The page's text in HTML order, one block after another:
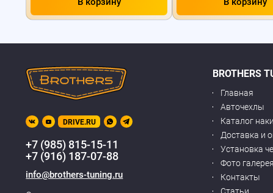
DRIVE.RU
+7 (985) 815-15-11
+7 (916) 187-07-88
info@brothers-tuning.ru
BROTHERS
Главная
Авточехлы
Каталог
Доставка и
Установка
Фото галерея
Контакты
Статьи